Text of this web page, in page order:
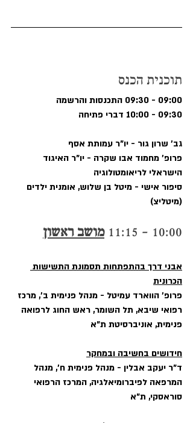
תוכנית הכנס
09:00 - 09:30 התכנסות והרשמה
09:30 - 10:00 דברי פתיחה
גב' שרון גור - יו"ר עמותת אסף
פרופ' מחמוד אבו שקרה - יו"ר האיגוד
הישראלי לריאומטולוגיה
סיפור אישי - מיטל בן שלוש, אומנית ילדים
(מיטליצ)
10:00 - 11:15 מושב ראשון
אבני דרך בהתפתחות תסמונת התשישות
הכרונית
פרופ' הווארד עמיטל - מנהל פנימית ב', מרכז
רפואי שיבא, תל השומר, ראש החוג לרפואה
פנימית, אוניברסיטת ת"א
חידושים בחשיבה ובמחקר
ד"ר יעקב אבלין - מנהל פנימית ח', מנהל
המרפאה לפיברומיאלגיה, המרכז הרפואי
סוראסקי, ת"א